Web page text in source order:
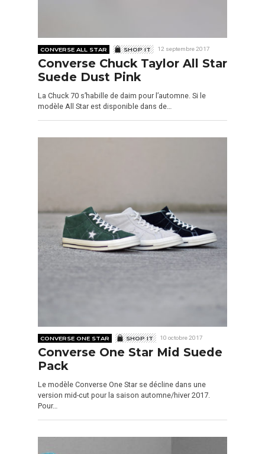
CONVERSE ALL STAR SHOP IT 12 septembre 2017
Converse Chuck Taylor All Star
Suede Dust Pink
La Chuck 70 s’habille de daim pour l’automne. Si le
modèle All Star est disponible dans de…
CONVERSE ONE STAR SHOP IT 10 octobre 2017
Converse One Star Mid Suede
Pack
Le modèle Converse One Star se décline dans une
version mid-cut pour la saison automne/hiver 2017.
Pour…